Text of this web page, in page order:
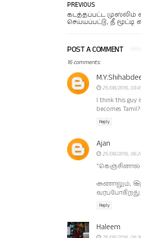
PREVIOUS
கடத்தப்பட்ட
செய்யப்பட்டு, தீ மூட்டி
POST A COMMENT
16 comments:
25/08/2016,
I think this guy
becomes Tamil?
Reply
Ajan
25/08/2016,
"கெஞ்சினால்
அணாலும்,
வரப்போகிறது.
Reply
Haleem